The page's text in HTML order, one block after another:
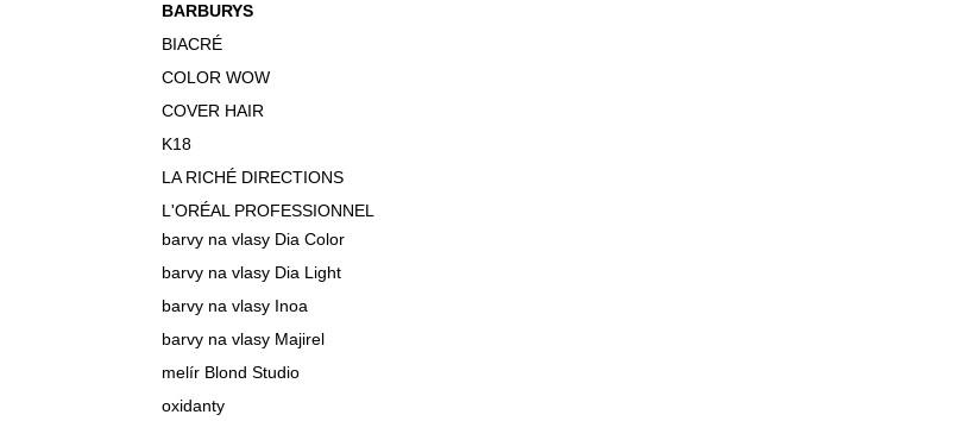
BARBURYS
BIACRÉ
COLOR WOW
COVER HAIR
K18
LA RICHÉ DIRECTIONS
L'ORÉAL PROFESSIONNEL
barvy na vlasy Dia Color
barvy na vlasy Dia Light
barvy na vlasy Inoa
barvy na vlasy Majirel
melír Blond Studio
oxidanty